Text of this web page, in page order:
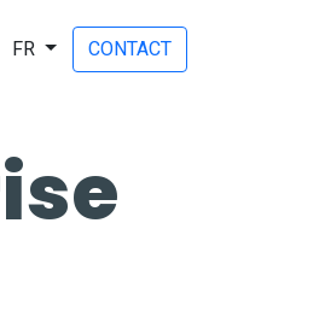
FR CONTACT